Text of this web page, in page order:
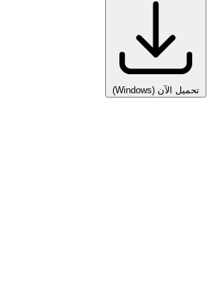
تحميل الآن (Windows)